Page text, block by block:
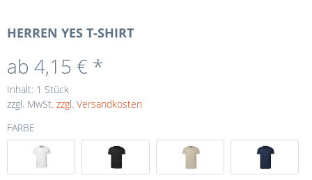
HERREN YES T-SHIRT
ab 4,15 € *
Inhalt: 1 Stück
zzgl. MwSt. zzgl. Versandkosten
FARBE